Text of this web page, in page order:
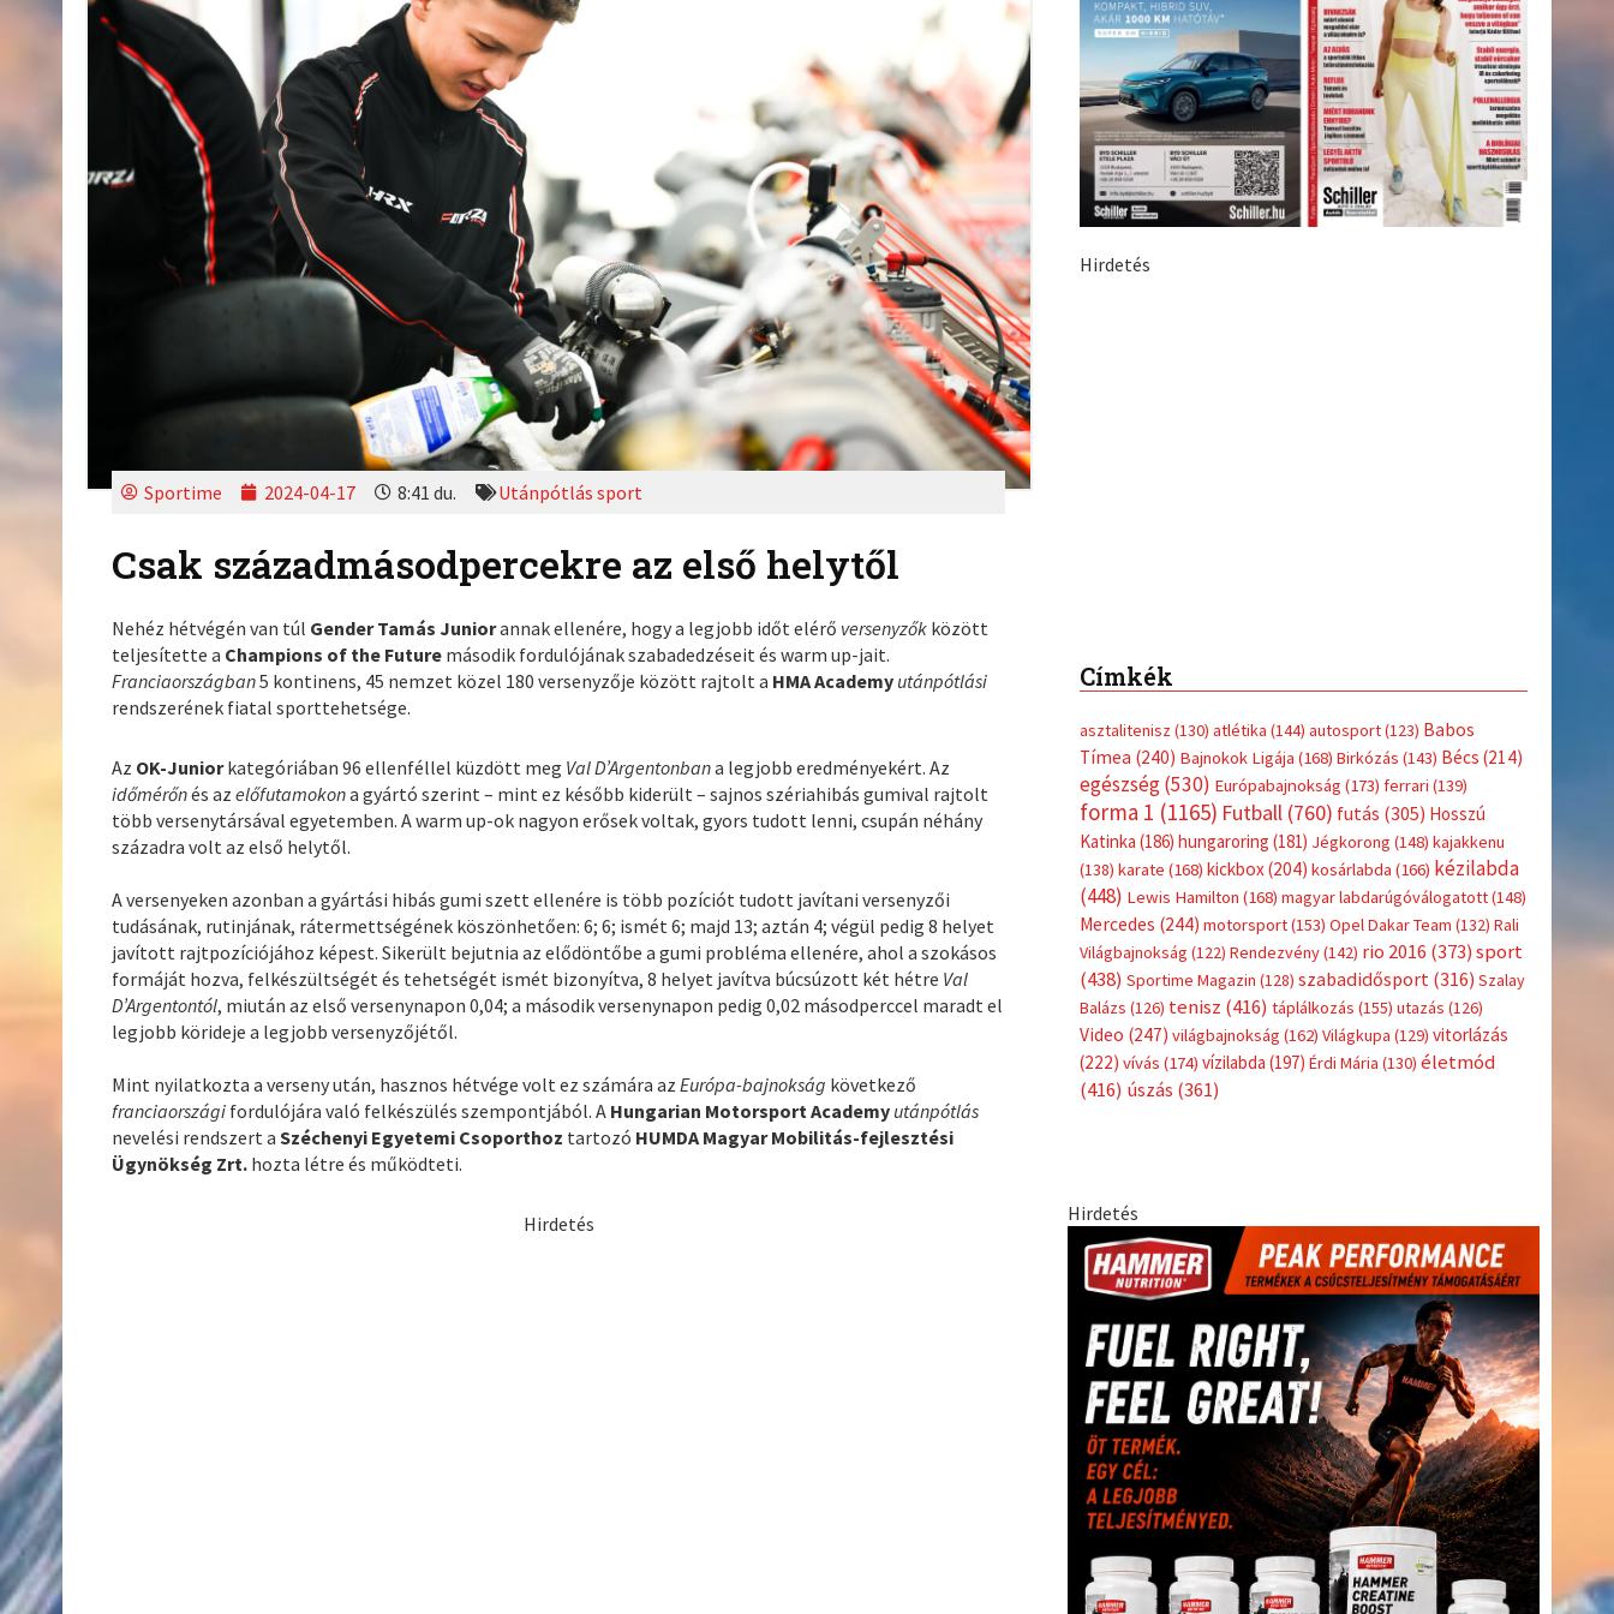
Sportime 2024-04-17 8:41 du. Utánpótlás sport
Csak századmásodpercekre az első helytől
Nehéz hétvégén van túl Gender Tamás Juniorannak ellenére, hogy a legjobb időt elérő versenyzők között
teljesítette a Champions of the Future második fordulójának szabadedzéseit és warm up-jait.
Franciaországban5 kontinens, 45 nemzet közel 180 versenyzője között rajtolt a HMA Academy utánpótlási
rendszerének fiatal sporttehetsége.
Az OK-Juniorkategóriában 96 ellenféllel küzdött meg Val D’Argentonbana legjobb eredményekért. Az
időmérőnés azelőfutamokona gyártó szerint – mint ez később kiderült – sajnos szériahibás gumival rajtolt
több versenytársával egyetemben. A warm up-ok nagyon erősek voltak, gyors tudott lenni, csupán néhány
századra volt az első helytől.
A versenyeken azonban a gyártási hibás gumi szett ellenére is több pozíciót tudott javítani versenyzői
tudásának, rutinjának, rátermettségének köszönhetően: 6; 6; ismét 6; majd 13; aztán 4; végül pedig 8 helyet
javított rajtpozíciójához képest. Sikerült bejutnia az elődöntőbe a gumi probléma ellenére, ahol a szokásos
formáját hozva, felkészültségét és tehetségét ismét bizonyítva, 8 helyet javítva búcsúzott két hétre Val
D’Argentontól, miután az első versenynapon 0,04; a második versenynapon pedig 0,02 másodperccel maradt el
legjobb körideje a legjobb versenyzőjétől.
Mint nyilatkozta a verseny után, hasznos hétvége volt ez számára azEurópa-bajnokság következő
franciaországi fordulójára való felkészülés szempontjából. A Hungarian Motorsport Academy utánpótlás
nevelési rendszert aSzéchenyi Egyetemi Csoporthoz tartozó HUMDA Magyar Mobilitás-fejlesztési
Ügynökség Zrt. hozta létre és működteti.
Hirdetés
Hirdetés
Címkék
asztalitenisz(130) atlétika(144)autosport(123)Babos
Tímea(240)Bajnokok Ligája(168)Birkózás(143)Bécs(214)
(173)ferrari(139)
forma 1(1165) Futball(760)futás(305)Hosszú
Katinka(186) hungaroring(181)Jégkorong(148)kajakkenu
(138)karate(168)kickbox(204)kosárlabda(166)kézilabda
(448) Lewis Hamilton(168)magyar labdarúgóválogatott(148)
Mercedes(244) motorsport(153)Opel Dakar Team(132)Rali
Világbajnokság
Rendezvény(142)rio 2016(373)sport
(438)Sportime Magazin(128) szabadidősport(316)Szalay
Balázs(126)tenisz(416) táplálkozás utazás(126)
Video(247) világbajnokság(162) Világkupa(129)vitorlázás
(222)
vívás (174) vízilabda(197)Érdi Mária(130)
életmód